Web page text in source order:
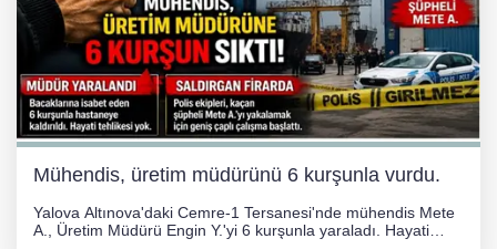
Mühendis, üretim müdürünü 6 kurşunla vurdu.
Yalova Altınova'daki Cemre-1 Tersanesi'nde mühendis Mete
A., Üretim Müdürü Engin Y.'yi 6 kurşunla yaraladı. Hayati